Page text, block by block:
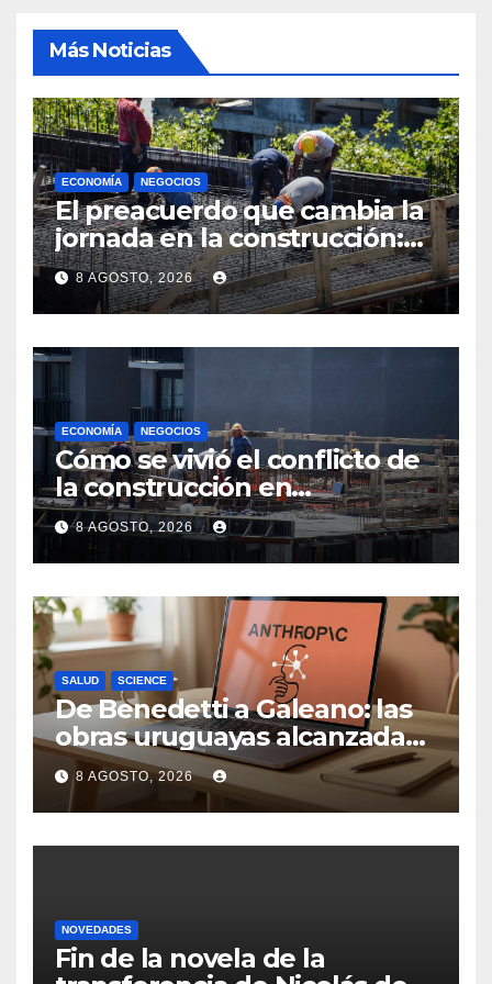
Más Noticias
ECONOMÍA NEGOCIOS
El preacuerdo que cambia la
jornada en la construcción:
menos horas, subas reales y
convenio hasta 2031
8 AGOSTO, 2026
ECONOMÍA NEGOCIOS
Cómo se vivió el conflicto de
la construcción en
Maldonado, un
departamento donde el
sector tiene sus
particularidades
8 AGOSTO, 2026
SALUD SCIENCE
De Benedetti a Galeano: las
obras uruguayas alcanzadas
por la demanda colectiva de
US$ 1.500 millones contra
Anthropic
8 AGOSTO, 2026
NOVEDADES
Fin de la novela de la